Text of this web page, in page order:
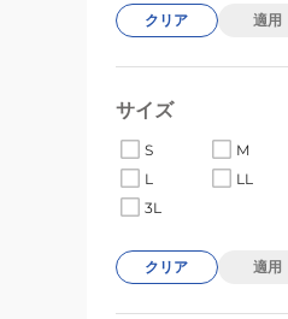
クリア 適用
サイズ
S
M
L
LL
3L
クリア 適用